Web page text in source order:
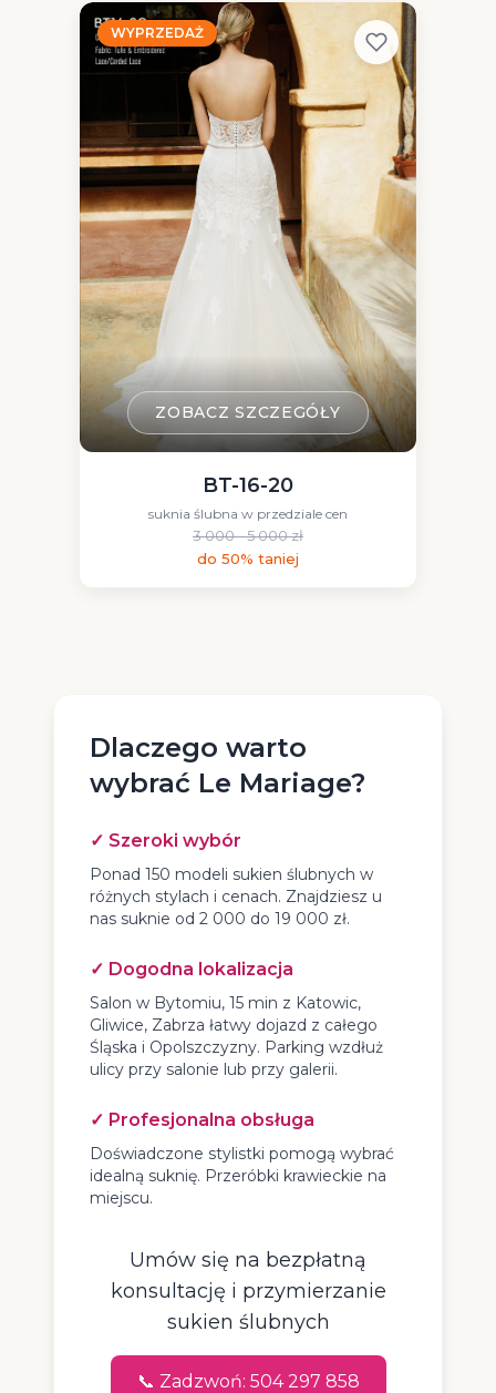
WYPRZEDAŻ
ZOBACZ SZCZEGÓŁY
BT-16-20
suknia ślubna w przedziale cen
3 000 - 5 000 zł
do 50% taniej
Dlaczego warto
wybrać Le Mariage?
✓ Szeroki wybór
Ponad 150 modeli sukien ślubnych w
różnych stylach i cenach. Znajdziesz u
nas suknie od 2 000 do 19 000 zł.
✓ Dogodna lokalizacja
Salon w Bytomiu, 15 min z Katowic,
Gliwice, Zabrza łatwy dojazd z całego
Śląska i Opolszczyzny. Parking wzdłuż
ulicy przy salonie lub przy galerii.
✓ Profesjonalna obsługa
Doświadczone stylistki pomogą wybrać
idealną suknię. Przeróbki krawieckie na
miejscu.
Umów się na bezpłatną
konsultację i przymierzanie
sukien ślubnych
📞 Zadzwoń: 504 297 858